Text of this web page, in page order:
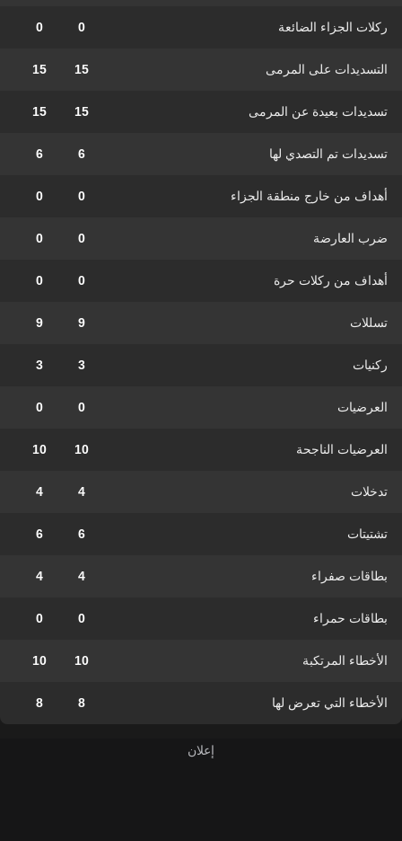
ركلات الجزاء الضائعة 0
0
التسديدات على المرمى 15
15
تسديدات بعيدة عن المرمى 15
15
تسديدات تم التصدي لها 6
6
أهداف من خارج منطقة الجزاء 0
0
ضرب العارضة 0
0
أهداف من ركلات حرة 0
0
تسللات 9
9
ركنيات 3
3
العرضيات 0
0
العرضيات الناجحة 10
10
تدخلات 4
4
تشتيتات 6
6
بطاقات صفراء 4
4
بطاقات حمراء 0
0
الأخطاء المرتكبة 10
10
الأخطاء التي تعرض لها 8
8